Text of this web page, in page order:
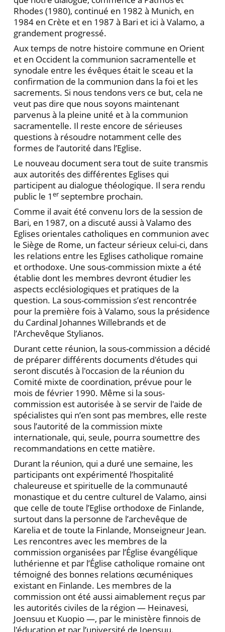
Rhodes (1980), continué en 1982 à Munich, en
1984 en Crète et en 1987 à Bari et ici à Valamo, a
grandement progressé.
Aux temps de notre histoire commune en Orient
et en Occident la communion sacramentelle et
synodale entre les évêques était le sceau et la
confirmation de la communion dans la foi et les
sacrements. Si nous tendons vers ce but, cela ne
veut pas dire que nous soyons maintenant
parvenus à la pleine unité et à la communion
sacramentelle. Il reste encore de sérieuses
questions à résoudre notamment celle des
formes de l’autorité dans l’Eglise.
Le nouveau document sera tout de suite transmis
aux autorités des différentes Eglises qui
participent au dialogue théologique. Il sera rendu
public le 1 er septembre prochain.
Comme il avait été convenu lors de la session de
Bari, en 1987, on a discuté aussi à Valamo des
Eglises orientales catholiques en communion avec
le Siège de Rome, un facteur sérieux celui-ci, dans
les relations entre les Eglises catholique romaine
et orthodoxe. Une sous-commission mixte a été
établie dont les membres devront étudier les
aspects ecclésiologiques et pratiques de la
question. La sous-commission s’est rencontrée
pour la première fois à Valamo, sous la présidence
du Cardinal Johannes Willebrands et de
l’Archevêque Stylianos.
Durant cette réunion, la sous-commission a décidé
de préparer différents documents d'études qui
seront discutés à l'occasion de la réunion du
Comité mixte de coordination, prévue pour le
mois de février 1990. Même si la sous-
commission est autorisée à se servir de l'aide de
spécialistes qui n’en sont pas membres, elle reste
sous l’autorité de la commission mixte
internationale, qui, seule, pourra soumettre des
recommandations en cette matière.
Durant la réunion, qui a duré une semaine, les
participants ont expérimenté l’hospitalité
chaleureuse et spirituelle de la communauté
monastique et du centre culturel de Valamo, ainsi
que celle de toute l’Eglise orthodoxe de Finlande,
surtout dans la personne de l’archevêque de
Karelia et de toute la Finlande, Monseigneur Jean.
Les rencontres avec les membres de la
commission organisées par l’Église évangélique
luthérienne et par l’Église catholique romaine ont
témoigné des bonnes relations œcuméniques
existant en Finlande. Les membres de la
commission ont été aussi aimablement reçus par
les autorités civiles de la région — Heinavesi,
Joensuu et Kuopio —, par le ministère finnois de